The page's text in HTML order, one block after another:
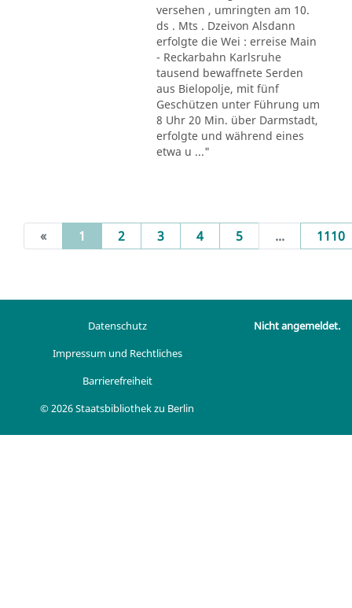
versehen , umringten am 10.
ds . Mts . Dzeivon Alsdann
erfolgte die Wei : erreise Main
- Reckarbahn Karlsruhe
tausend bewaffnete Serden
aus Bielopolje, mit fünf
Geschützen unter Führung um
8 Uhr 20 Min. über Darmstadt,
erfolgte und während eines
etwa u ..."
« 1 (current)
2 3 4 5 ... 1110
Datenschutz
Impressum und Rechtliches
Barrierefreiheit
© 2026 Staatsbibliothek zu Berlin
Nicht angemeldet.